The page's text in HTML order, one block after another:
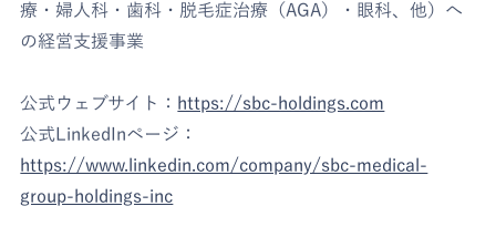
療・婦人科・歯科・脱毛症治療（AGA）・眼科、他）へ
の経営支援事業
公式ウェブサイト： https://sbc-holdings.com
公式LinkedInページ：
https://www.linkedin.com/company/sbc-medical-
group-holdings-inc